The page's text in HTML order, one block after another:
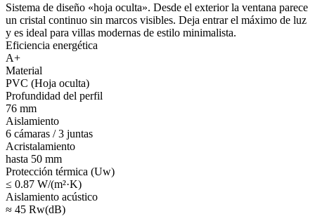
Sistema de diseño «hoja oculta». Desde el exterior la ventana parece
un cristal continuo sin marcos visibles. Deja entrar el máximo de luz
y es ideal para villas modernas de estilo minimalista.
Eficiencia energética
A+
Material
PVC (Hoja oculta)
Profundidad del perfil
76 mm
Aislamiento
6 cámaras / 3 juntas
Acristalamiento
hasta 50 mm
Protección térmica (Uw)
≤ 0.87 W/(m²·K)
Aislamiento acústico
≈ 45 Rw(dB)